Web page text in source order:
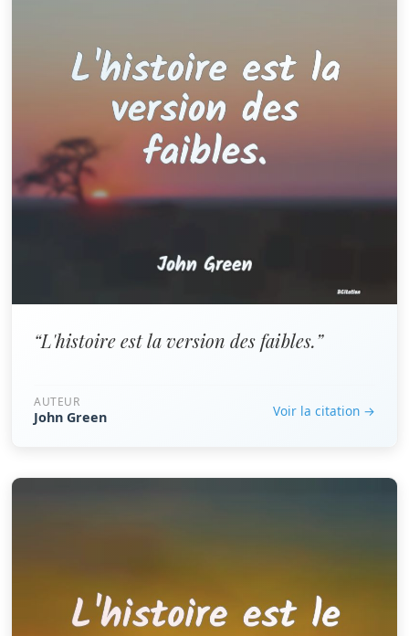
“L'histoire est la version des faibles.”
AUTEUR
John Green Voir la citation →